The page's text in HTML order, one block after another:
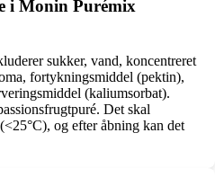
i Monin Purémix
sukker, vand, koncentreret
fortykningsmiddel (pektin),
(kaliumsorbat).
Det skal
og efter åbning kan det